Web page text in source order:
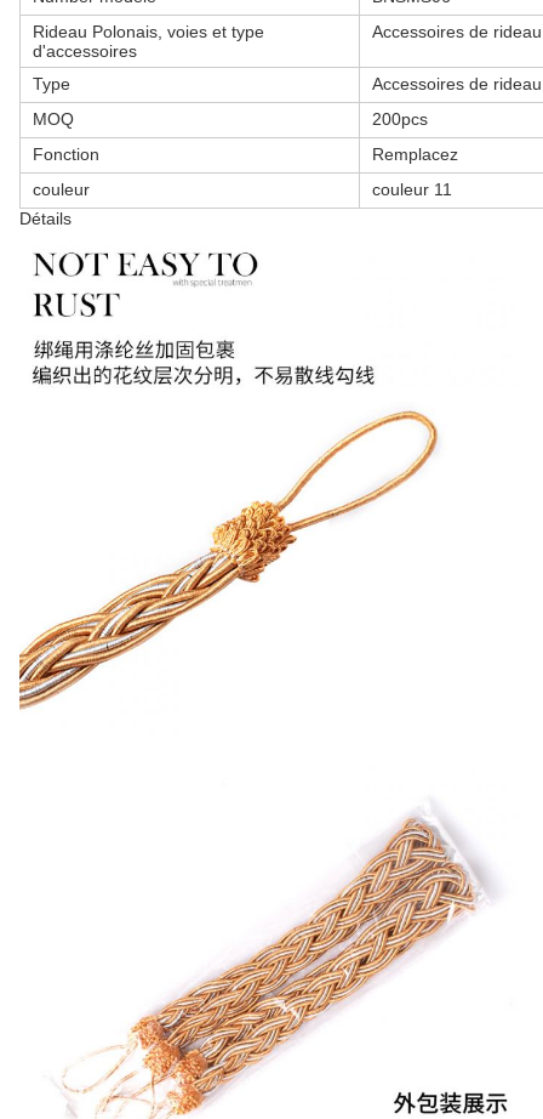
Rideau Polonais, voies et type
d'accessoires
Accessoires de rideau
Type
Accessoires de rideau
MOQ
200pcs
Fonction
Remplacez
couleur
couleur 11
Détails